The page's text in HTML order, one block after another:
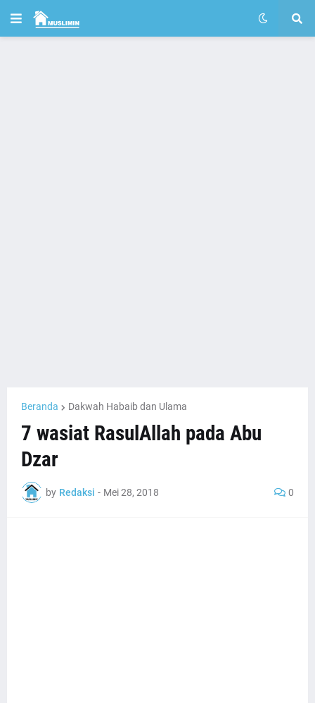
Beranda Dakwah Habaib dan Ulama
7 wasiat RasulAllah pada Abu
Dzar
by Redaksi - Mei 28, 2018 0